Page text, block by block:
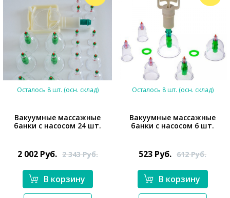
*}
Осталось 8 шт. (осн. склад)
Вакуумные массажные
банки с насосом 24 шт.
2 002 Руб. 2 343Руб.
В корзину
Осталось 8 шт. (осн. склад)
Вакуумные массажные
банки с насосом 6 шт.
523 Руб. 612Руб.
В корзину